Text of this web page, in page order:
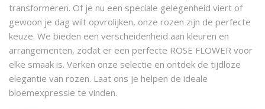
transformeren. Of je nu een speciale gelegenheid viert of
gewoon je dag wilt opvrolijken, onze rozen zijn de perfecte
keuze. We bieden een verscheidenheid aan kleuren en
arrangementen, zodat er een perfecte ROSE FLOWER voor
elke smaak is. Verken onze selectie en ontdek de tijdloze
elegantie van rozen. Laat ons je helpen de ideale
bloemexpressie te vinden.